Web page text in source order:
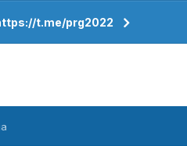
t.me/prg2022